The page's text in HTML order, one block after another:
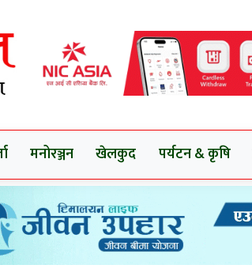
मनोरञ्जन खेलकुद पर्यटन & कृषि